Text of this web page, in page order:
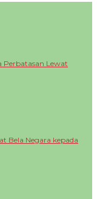
Perbatasan Lewat
Bela Negara kepada